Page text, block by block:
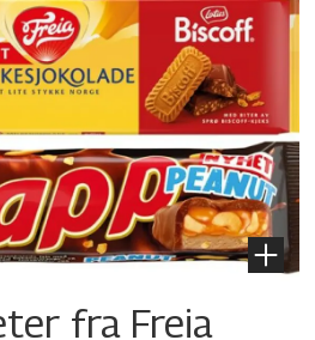
fra Freia